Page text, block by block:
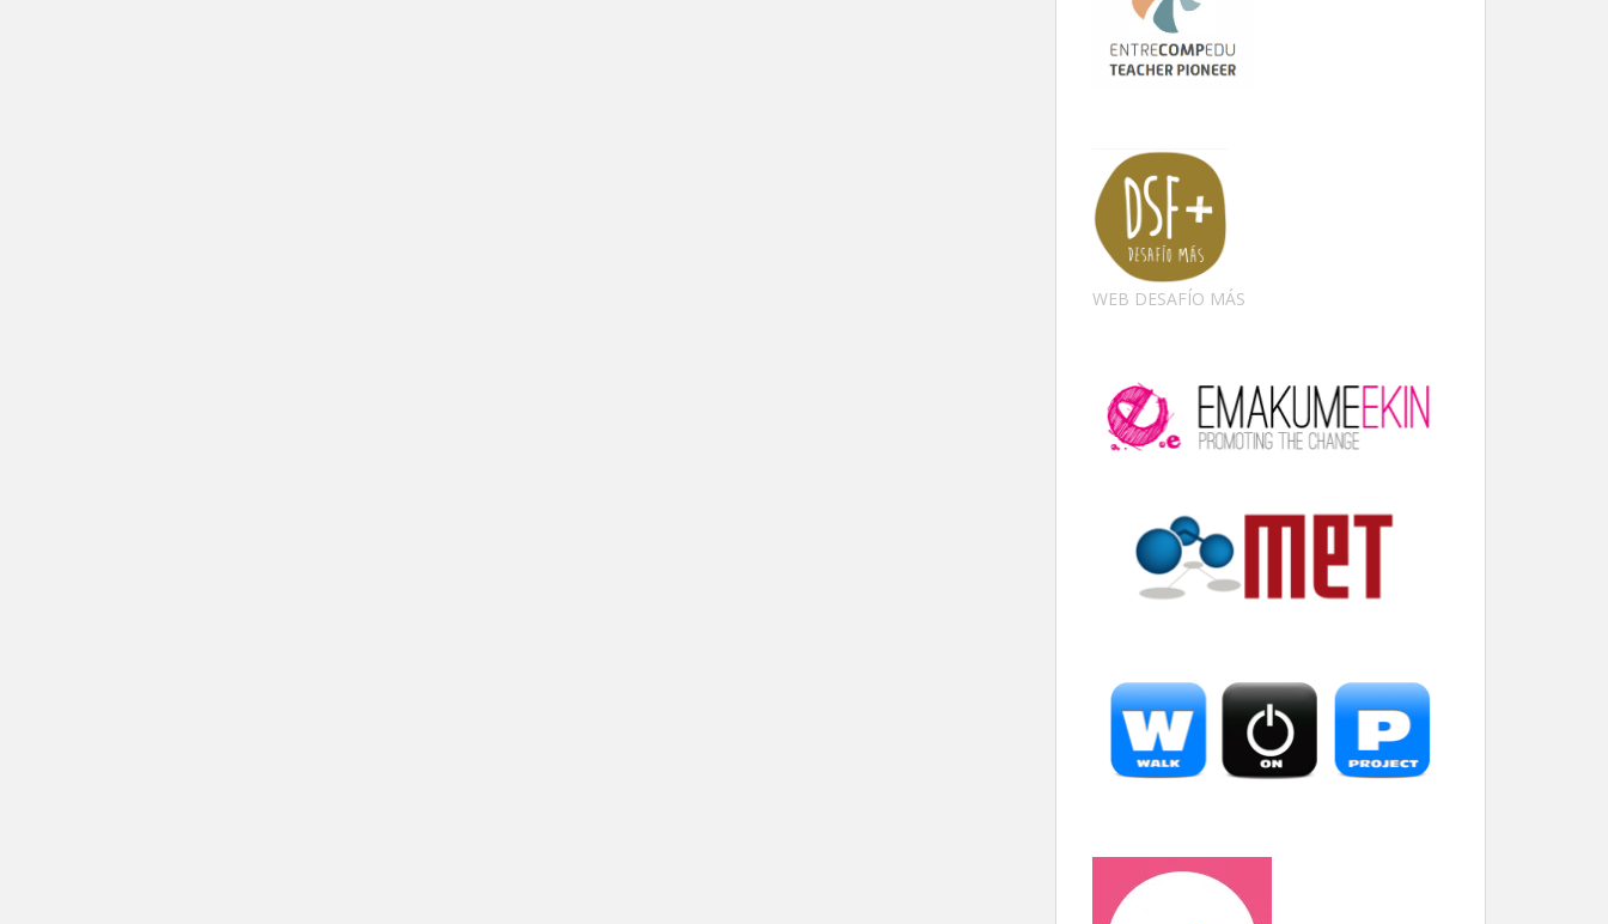
WEB DESAFÍO MÁS